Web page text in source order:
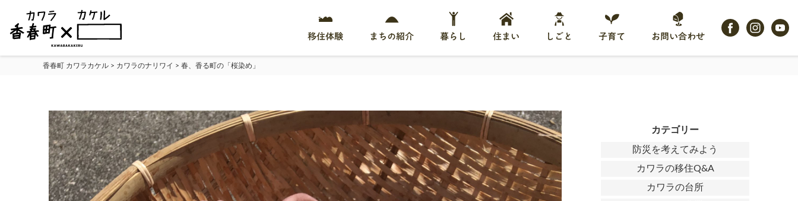
移住体験 まちの紹介 暮らし 住まい しごと 子育て お問い合わせ
香春町 カワラカケル > カワラのナリワイ > 春、香る町の「桜染め」
カテゴリー
防災を考えてみよう
カワラの移住Q&A
カワラの台所